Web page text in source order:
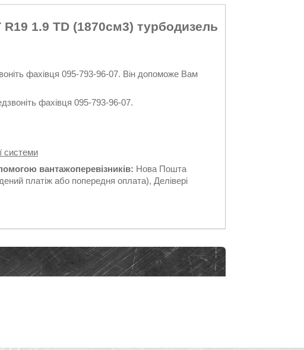
1.9 TD (1870см3) турбодизель
фахівця 095-793-96-07. Він допоможе Вам
фахівця 095-793-96-07.
системи
вантажоперевізників: Нова Пошта
платіж або попередня оплата), Делівері